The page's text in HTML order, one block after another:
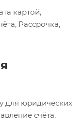
картой,
Рассрочка,
для юридических
счёта.